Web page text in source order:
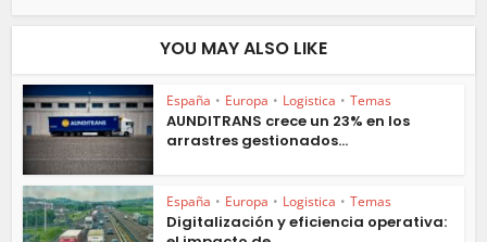
YOU MAY ALSO LIKE
España • Europa • Logistica • Temas
AUNDITRANS crece un 23% en los
arrastres gestionados...
España • Europa • Logistica • Temas
Digitalización y eficiencia operativa: